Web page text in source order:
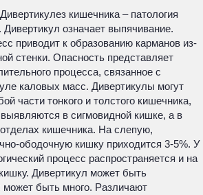
Дивертикулез кишечника – патология
Дивертикул означает выпячивание.
приводит к образованию карманов из-
стенки. Опасность представляет
процесса, связанное с
каловых масс. Дивертикулы могут
части тонкого и толстого кишечника,
в сигмовидной кишке, а в
кишечника. На слепую,
ободочную кишку приходится 3-5%. У
процесс распространяется и на
Дивертикул может быть
быть много. Различают